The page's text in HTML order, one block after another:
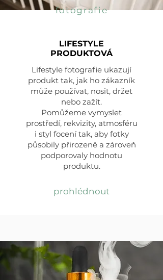
fotografie
LIFESTYLE
PRODUKTOVÁ
Lifestyle fotografie ukazují
produkt tak, jak ho zákazník
může používat, nosit, držet
nebo zažít.
Pomůžeme vymyslet
prostředí, rekvizity, atmosféru
i styl focení tak, aby fotky
působily přirozeně a zároveň
podporovaly hodnotu
produktu.
prohlédnout